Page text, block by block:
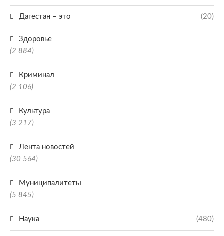
Дагестан – это (20)
Здоровье
(2 884)
Криминал
(2 106)
Культура
(3 217)
Лента новостей
(30 564)
Муниципалитеты
(5 845)
Наука (480)